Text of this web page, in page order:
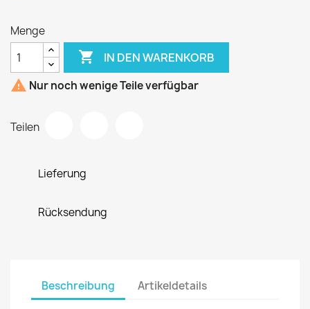
Menge
 IN DEN WARENKORB
 Nur noch wenige Teile verfügbar
Teilen
Lieferung
Rücksendung
Beschreibung Artikeldetails